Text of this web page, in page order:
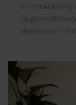
en ontwikkeling
de gezondste
vitamines en